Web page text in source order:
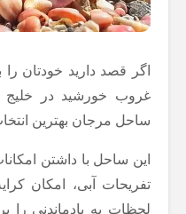
اگر قصد دارید خودتان
غروب خورشید در
ساحل مرجان بهترین
این ساحل با داشتن
تفریحات آبی، امکان
لحظات به یادماندنی را